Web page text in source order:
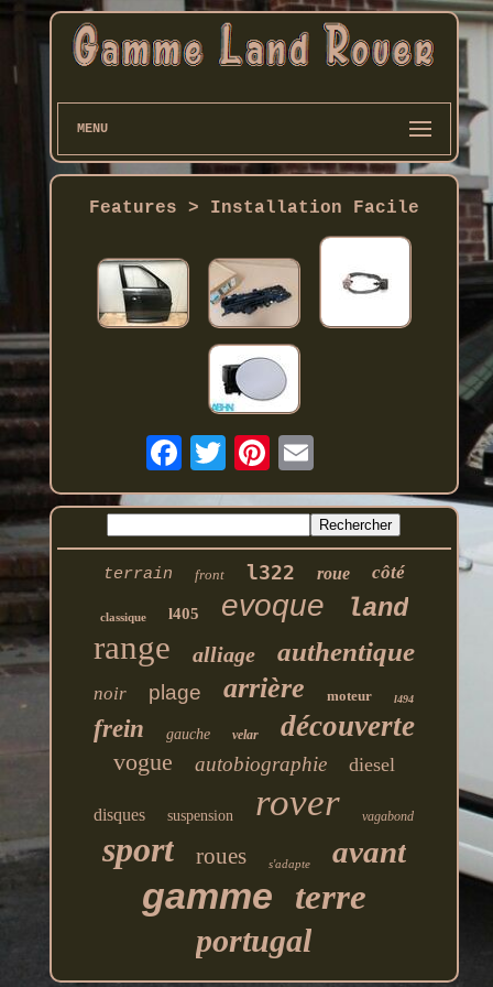
MENU
Features > Installation Facile
terrain front l322 roue côté
classique l405 evoque land
range alliage authentique
noir plage arrière moteur l494
frein gauche velar découverte
vogue autobiographie diesel
disques suspension rover vagabond
sport roues s'adapte avant
gamme terre
portugal